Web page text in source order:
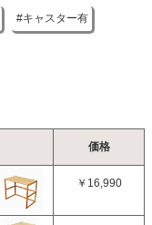
キャスター有
価格
￥16,990